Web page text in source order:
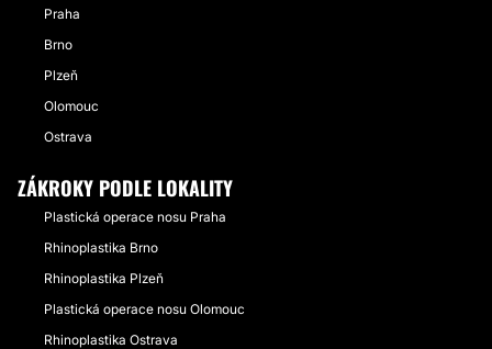
Praha
Brno
Plzeň
Olomouc
Ostrava
ZÁKROKY PODLE LOKALITY
Plastická operace nosu Praha
Rhinoplastika Brno
Rhinoplastika Plzeň
Plastická operace nosu Olomouc
Rhinoplastika Ostrava